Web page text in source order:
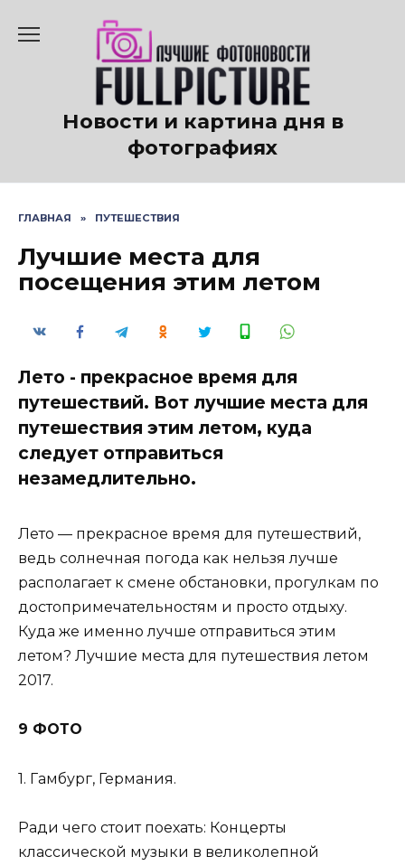
содержанию
Новости и картина дня в
фотографиях
ГЛАВНАЯ » ПУТЕШЕСТВИЯ
Лучшие места для
посещения этим летом
Лето - прекрасное время для
путешествий. Вот лучшие места для
путешествия этим летом, куда
следует отправиться
незамедлительно.
Лето — прекрасное время для путешествий,
ведь солнечная погода как нельзя лучше
располагает к смене обстановки, прогулкам по
достопримечательностям и просто отдыху.
Куда же именно лучше отправиться этим
летом? Лучшие места для путешествия летом
2017.
9 ФОТО
1. Гамбург, Германия.
Ради чего стоит поехать: Концерты
классической музыки в великолепной